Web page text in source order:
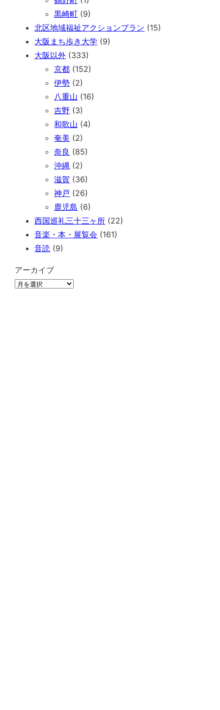
黒崎町 (9)
北区地域福祉アクションプラン (15)
大阪まち歩き大学 (9)
大阪以外 (333)
京都 (152)
伊勢 (2)
八重山 (16)
吉野 (3)
和歌山 (4)
奄美 (2)
奈良 (85)
沖縄 (2)
滋賀 (36)
神戸 (26)
鹿児島 (6)
西国巡礼三十三ヶ所 (22)
音楽・本・展覧会 (161)
音読 (9)
アーカイブ